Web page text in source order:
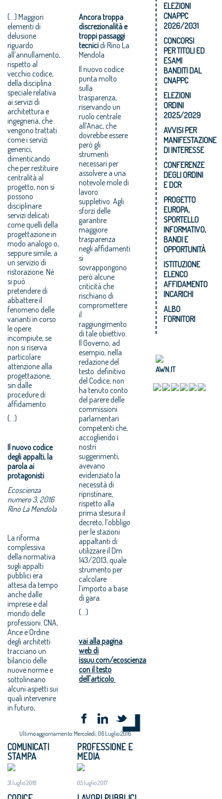
(...) Maggiori
elementi di
delusione
riguardo
all’annullamento,
rispetto al
vecchio codice,
della disciplina
speciale relativa
ai servizi di
architettura e
ingegneria, che
vengono trattati
come i servizi
generici,
dimenticando
che per restituire
centralità al
progetto, non si
possono
disciplinare
servizi delicati
come quelli della
progettazione in
modo analogo o,
seppure simile, a
un servizio di
ristorazione. Né
si può
pretendere di
abbattere il
fenomeno delle
varianti in corso
le opere
incompiute, se
non si riserva
particolare
attenzione alla
progettazione,
sin dalle
procedure di
affidamento.
(...)
Il nuovo codice
degli appalti, la
parola ai
protagonisti
Ecoscienza
numero 3, 2016
Rino La Mendola
La riforma
complessiva
della normativa
sugli appalti
pubblici era
attesa da tempo
anche dalle
imprese e dal
mondo delle
professioni. CNA,
Ance e Ordine
degli architetti
tracciano un
bilancio delle
nuove norme e
sottolineano
alcuni aspetti sui
quali intervenire
in futuro,
Ancora troppa
discrezionalità e
troppi passaggi
tecnicidi Rino La
Mendola
Il nuovo codice
punta molto
sulla
trasparenza,
riservando un
ruolo centrale
all’Anac, che
dovrebbe essere
però gli
strumenti
necessari per
assolvere a una
notevole mole di
lavoro
suppletivo. Agli
sforzi delle
garantire
maggiore
trasparenza
negli affidamenti
si
sovrappongono
però alcune
criticità che
rischiano di
compromettere
il
raggiungimento
di tale obiettivo.
Il Governo, ad
esempio, nella
redazione del
testo definitivo
del Codice, non
ha tenuto conto
del parere delle
commissioni
parlamentari
competenti che,
accogliendo i
nostri
suggerimenti,
avevano
evidenziato la
necessità di
ripristinare,
rispetto alla
prima stesura il
decreto, l’obbligo
per le stazioni
appaltanti di
utilizzare il Dm
143/2013, quale
strumento per
calcolare
l’importo a base
di gara.
(...)
vai alla pagina
web di
issuu.com/ecoscienza
con il testo
dell'articolo
Ultimo aggiornamento: Mercoledì, 06 Luglio 2016
COMUNICATI
STAMPA
31 luglio 2018
PROFESSIONE E
MEDIA
05 luglio 2017
ELEZIONI
CNAPPC
2026/2031
CONCORSI
PER TITOLI ED
ESAMI
BANDITI DAL
CNAPPC
ELEZIONI
ORDINI
2025/2029
AVVISI PER
MANIFESTAZIONE
DI INTERESSE
CONFERENZE
DEGLI ORDINI
E DCR
PROGETTO
EUROPA,
SPORTELLO
INFORMATIVO,
BANDI E
OPPORTUNITÀ
ISTITUZIONE
ELENCO
AFFIDAMENTO
INCARICHI
ALBO
FORNITORI
AWN.IT